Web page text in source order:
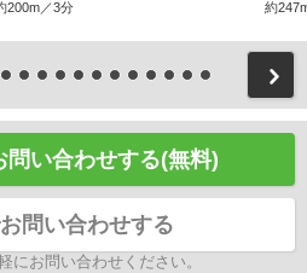
200m／3分 約
問い合わせする(無料)
問い合わせする
にお問い合わせください。